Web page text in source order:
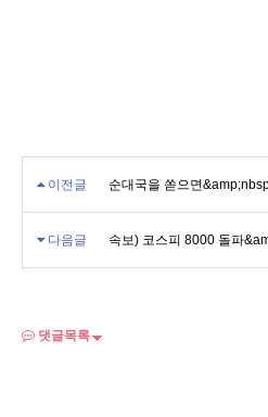
이전글 순대국을 쏟으면
다음글 속보) 코스피 8000 돌파
댓글목록